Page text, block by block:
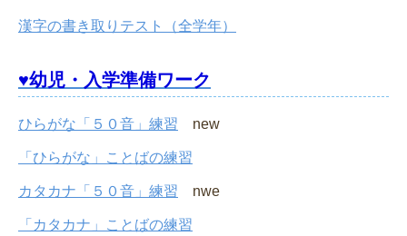
漢字の書き取りテスト（全学年）
♥幼児・入学準備ワーク
ひらがな「５０音」練習 new
「ひらがな」ことばの練習
カタカナ「５０音」練習 nwe
「カタカナ」ことばの練習